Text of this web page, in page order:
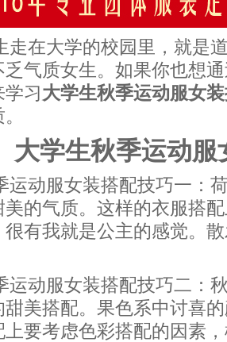
走在大学的校园里，就是
乏气质女生。如果你也想
学习大学生秋季运动服女
大学生秋季运动服
运动服女装搭配技巧一：
的气质。这样的衣服搭
很有我就是公主的感觉。
运动服女装搭配技巧二：
甜美搭配。果色系中讨喜
要考虑色彩搭配的因素